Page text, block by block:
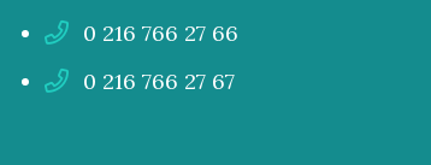
0 216 766 27 66
0 216 766 27 67